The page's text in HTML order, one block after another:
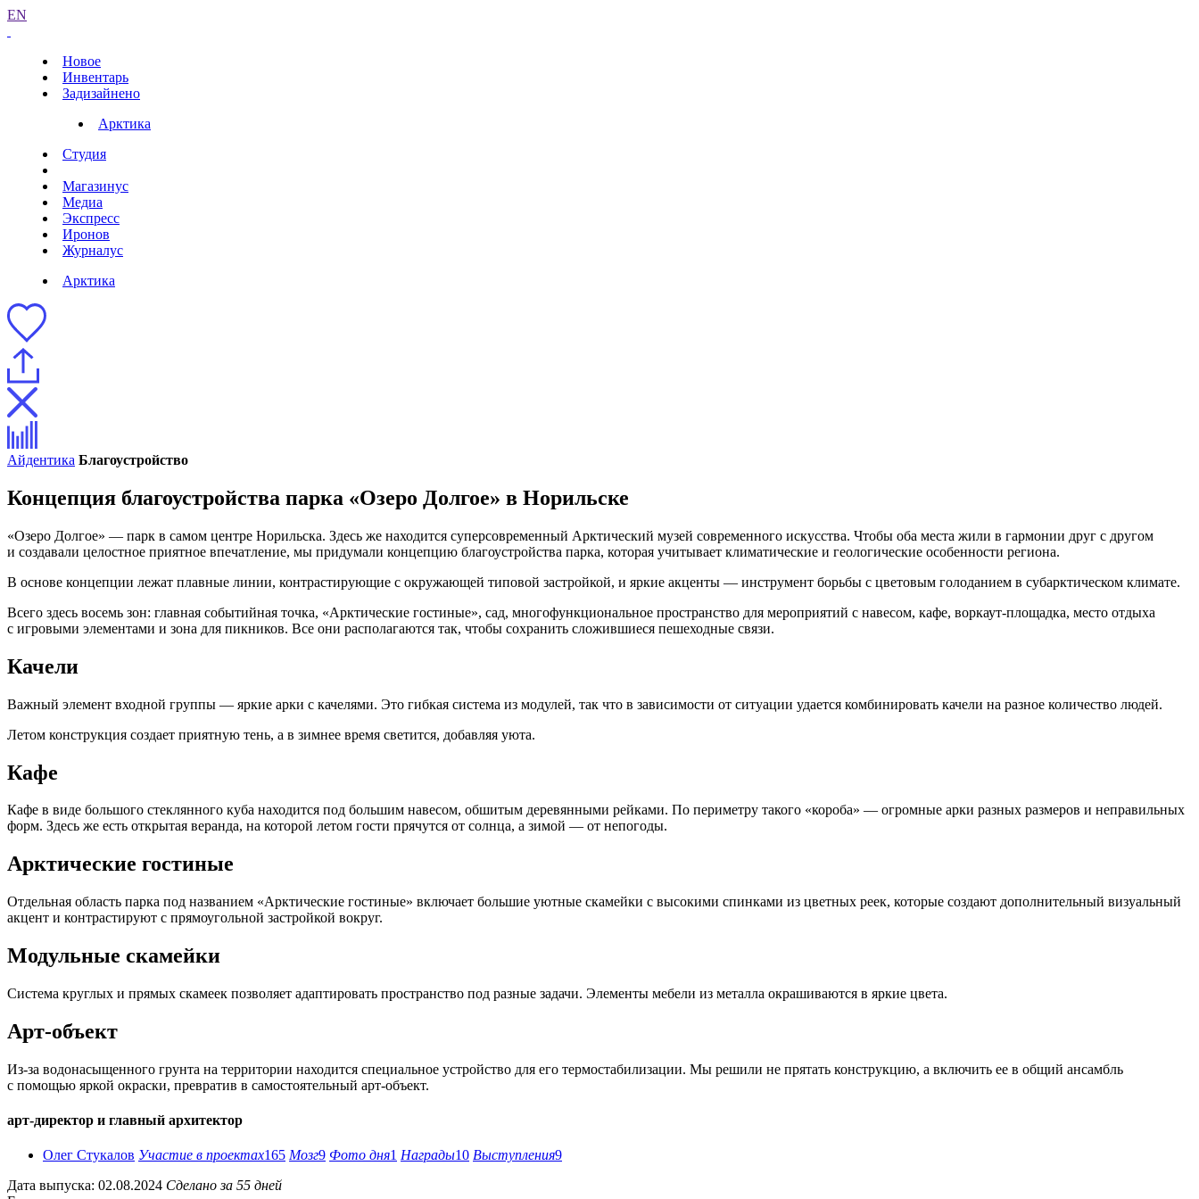
EN
Новое
Инвентарь
Задизайнено
Арктика
Студия
Магазинус
Медиа
Экспресс
Иронов
Журналус
Арктика
Айдентика Благоустройство
Концепция благоустройства парка «Озеро Долгое» в Норильске
«Озеро Долгое» — парк в самом центре Норильска. Здесь же находится суперсовременный Арктический музей современного искусства. Чтобы оба места жили в гармонии друг с другом
и создавали целостное приятное впечатление, мы придумали концепцию благоустройства парка, которая учитывает климатические и геологические особенности региона.
В основе концепции лежат плавные линии, контрастирующие с окружающей типовой застройкой, и яркие акценты — инструмент борьбы с цветовым голоданием в субарктическом климате.
Всего здесь восемь зон: главная событийная точка, «Арктические гостиные», сад, многофункциональное пространство для мероприятий с навесом, кафе, воркаут-площадка, место отдыха
с игровыми элементами и зона для пикников. Все они располагаются так, чтобы сохранить сложившиеся пешеходные связи.
Качели
Важный элемент входной группы — яркие арки с качелями. Это гибкая система из модулей, так что в зависимости от ситуации удается комбинировать качели на разное количество людей.
Летом конструкция создает приятную тень, а в зимнее время светится, добавляя уюта.
Кафе
Кафе в виде большого стеклянного куба находится под большим навесом, обшитым деревянными рейками. По периметру такого «короба» — огромные арки разных размеров и неправильных
форм. Здесь же есть открытая веранда, на которой летом гости прячутся от солнца, а зимой — от непогоды.
Арктические гостиные
Отдельная область парка под названием «Арктические гостиные» включает большие уютные скамейки с высокими спинками из цветных реек, которые создают дополнительный визуальный
акцент и контрастируют с прямоугольной застройкой вокруг.
Модульные скамейки
Система круглых и прямых скамеек позволяет адаптировать пространство под разные задачи. Элементы мебели из металла окрашиваются в яркие цвета.
Арт-объект
Из-за водонасыщенного грунта на территории находится специальное устройство для его термостабилизации. Мы решили не прятать конструкцию, а включить ее в общий ансамбль
с помощью яркой окраски, превратив в самостоятельный арт-объект.
арт-директор и главный архитектор
Олег Стукалов Участие в проектах165 Мозг9 Фото дня1 Награды10 Выступления9
Дата выпуска: 02.08.2024 Сделано за 55 дней